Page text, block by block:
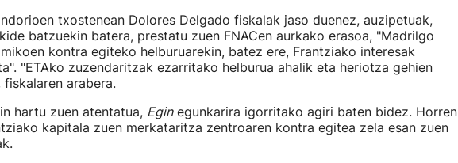
txostenean Dolores Delgado fiskalak jaso duenez, auzipetuak,
batzuekin batera, prestatu zuen FNACen aurkako erasoa, "Madrilgo
kontra egiteko helburuarekin, batez ere, Frantziako interesak
"ETAko zuzendaritzak ezarritako helburua ahalik eta heriotza gehien
fiskalaren arabera.
hartu zuen atentatua, Eginegunkarira igorritako agiri baten bidez. Horren
kapitala zuen merkataritza zentroaren kontra egitea zela esan zuen